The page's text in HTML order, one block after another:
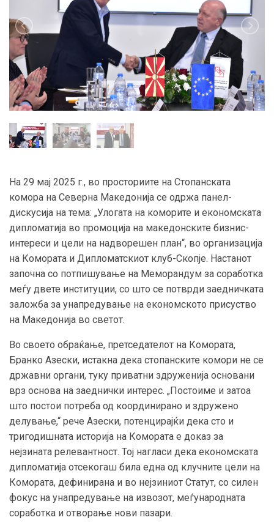
На 29 мај 2025 г., во просториите на Стопанската
комора на Северна Македонија се одржа панел-
дискусија на тема: „Улогата на коморите и економската
дипломатија во промоција на македонските бизнис-
интереси и цели на надворешен план“, во организација
на Комората и Дипломатскиот клуб-Скопје. Настанот
започна со потпишување на Меморандум за соработка
меѓу двете институции, со што се потврди заедничката
заложба за унапредување на економското присуство
на Македонија во светот.
Во своето обраќање, претседателот на Комората,
Бранко Азески, истакна дека стопанските комори не се
државни органи, туку приватни здруженија основани
врз основа на заеднички интерес. „Постоиме и затоа
што постои потреба од координирано и здружено
делување,“ рече Азески, потенцирајќи дека сто и
тригодишната историја на Комората е доказ за
нејзината релевантност. Тој нагласи дека економската
дипломатија отсекогаш била една од клучните цели на
Комората, дефинирана и во нејзиниот Статут, со силен
фокус на унапредување на извозот, меѓународната
соработка и отворање нови пазари.